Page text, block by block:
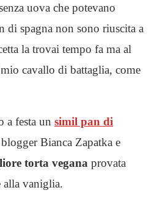
uova che potevano
di spagna non sono riuscita a
la trovai tempo fa ma al
cavallo di battaglia, come
a festa un simil pan di
Bianca Zapatka e
torta vegana provata
alla vaniglia.